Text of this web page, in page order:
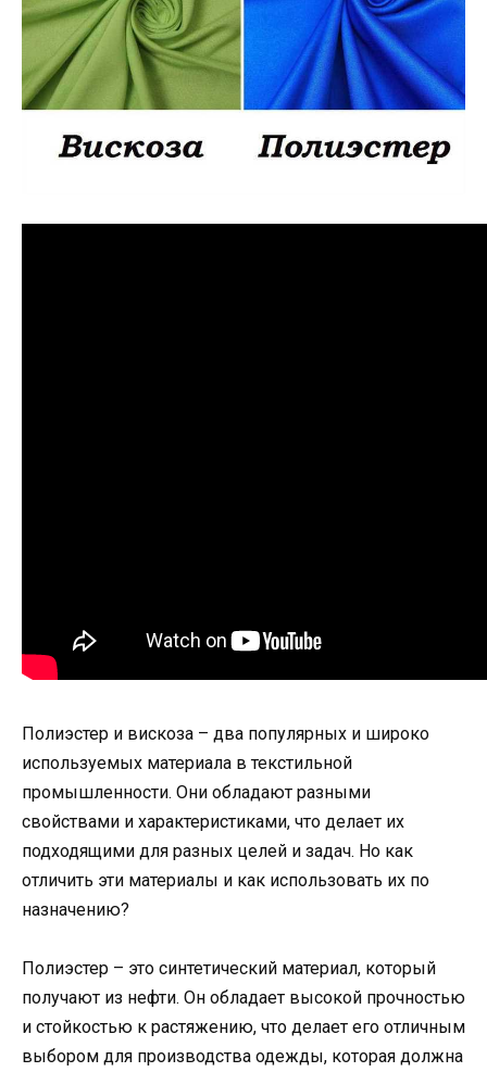
Полиэстер и вискоза – два популярных и широко
используемых материала в текстильной
промышленности. Они обладают разными
свойствами и характеристиками, что делает их
подходящими для разных целей и задач. Но как
отличить эти материалы и как использовать их по
назначению?
Полиэстер – это синтетический материал, который
получают из нефти. Он обладает высокой прочностью
и стойкостью к растяжению, что делает его отличным
выбором для производства одежды, которая должна